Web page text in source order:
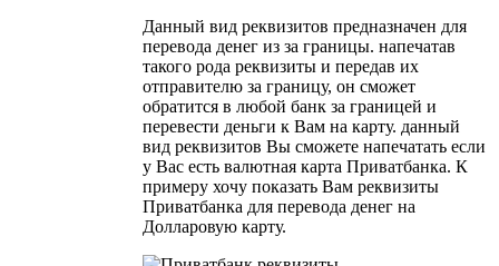
Данный вид реквизитов предназначен для
перевода денег из за границы. напечатав
такого рода реквизиты и передав их
отправителю за границу, он сможет
обратится в любой банк за границей и
перевести деньги к Вам на карту. данный
вид реквизитов Вы сможете напечатать если
у Вас есть валютная карта Приватбанка. К
примеру хочу показать Вам реквизиты
Приватбанка для перевода денег на
Долларовую карту.